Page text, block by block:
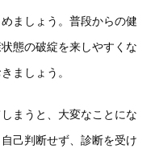
ましょう。普段からの健
態の破綻を来しやすくな
ましょう。
まうと、大変なことにな
己判断せず、診断を受け